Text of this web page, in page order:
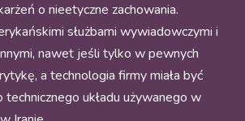
o nieetyczne zachowania.
służbami wywiadowczymi i
nawet jeśli tylko w pewnych
a technologia firmy miała być
technicznego układu używanego w